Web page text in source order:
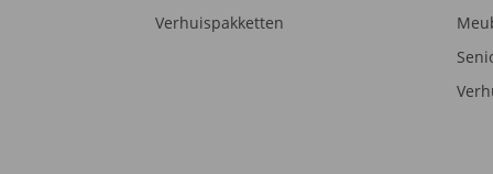
Verhuispakketten